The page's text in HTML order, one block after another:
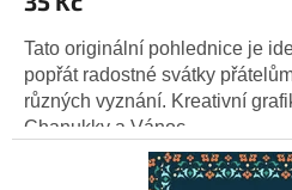
Tato originální pohlednice je
popřát radostné svátky
různých vyznání. Kreativní
Chanukky a Vánoc –...